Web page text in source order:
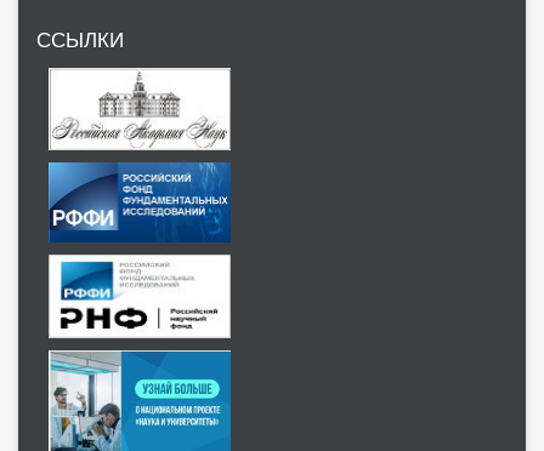
ССЫЛКИ